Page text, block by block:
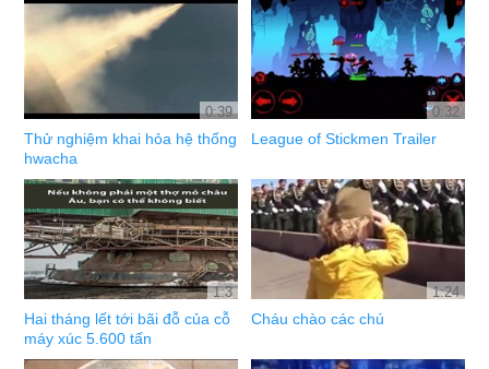
0:39
Thử nghiệm khai hỏa hệ thống
hwacha
0:32
League of Stickmen Trailer
1:3
Hai tháng lết tới bãi đỗ của cỗ
máy xúc 5.600 tấn
1:24
Cháu chào các chú